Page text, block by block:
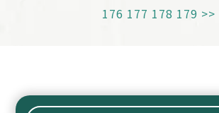
176 177 178 179 >>